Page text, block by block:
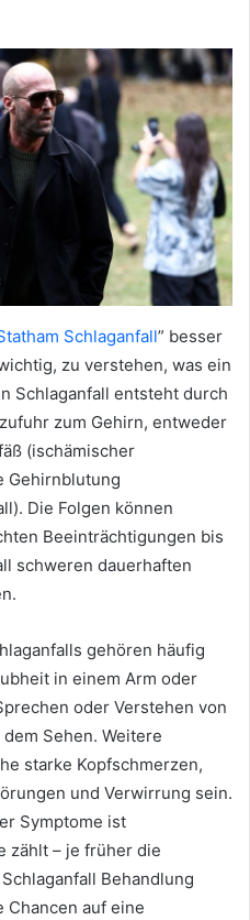
Schlaganfall” besser
zu verstehen, was ein
Schlaganfall entsteht durch
zum Gehirn, entweder
(ischämischer
Gehirnblutung
Die Folgen können
Beeinträchtigungen bis
schweren dauerhaften
gehören häufig
in einem Arm oder
oder Verstehen von
Sehen. Weitere
starke Kopfschmerzen,
und Verwirrung sein.
Symptome ist
zählt – je früher die
Behandlung
auf eine